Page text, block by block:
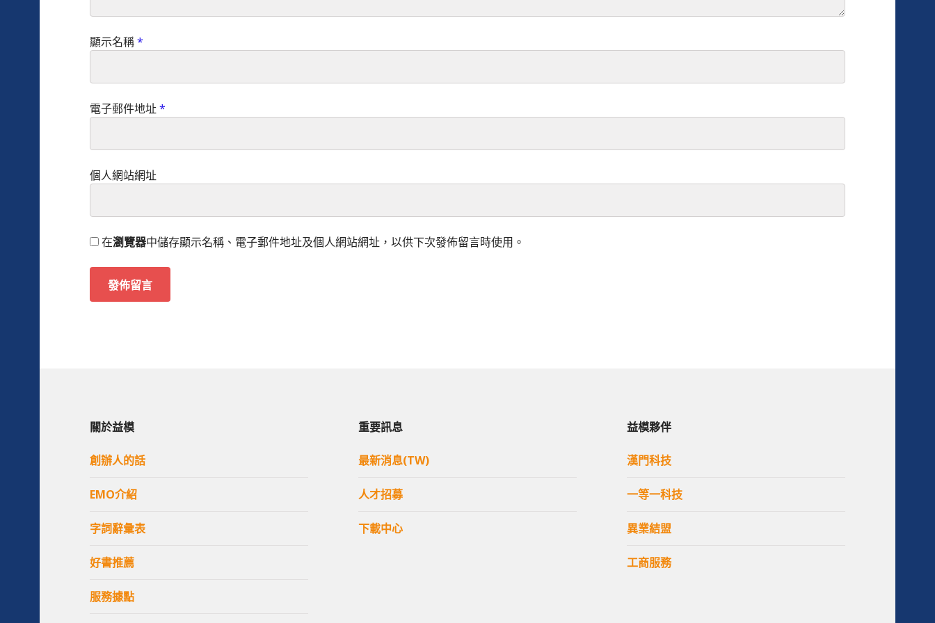
顯示名稱*
電子郵件地址*
個人網站網址
在瀏覽器中儲存顯示名稱、電子郵件地址及個人網站網址，以供下次發佈留言時使用。
關於益模
創辦人的話
EMO介紹
字詞辭彙表
好書推薦
服務據點
重要訊息
最新消息(TW)
人才招募
下載中心
益模夥伴
漢門科技
一等一科技
異業結盟
工商服務